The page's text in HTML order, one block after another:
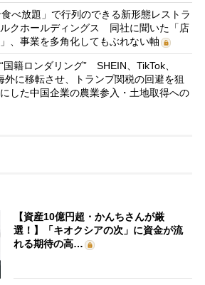
食べ放題」で行列のできる新形態レストラ
クホールディングス 同社に聞いた「店
、事業を多角化してもぶれない軸
国籍ロンダリング” SHEIN、TikTok、
に移転させ、トランプ関税の回避を狙
した中国企業の農業参入・土地取得への
【資産10億円超・かんちさんが厳
選！】「キオクシアの次」に資金が流
れる期待の高…